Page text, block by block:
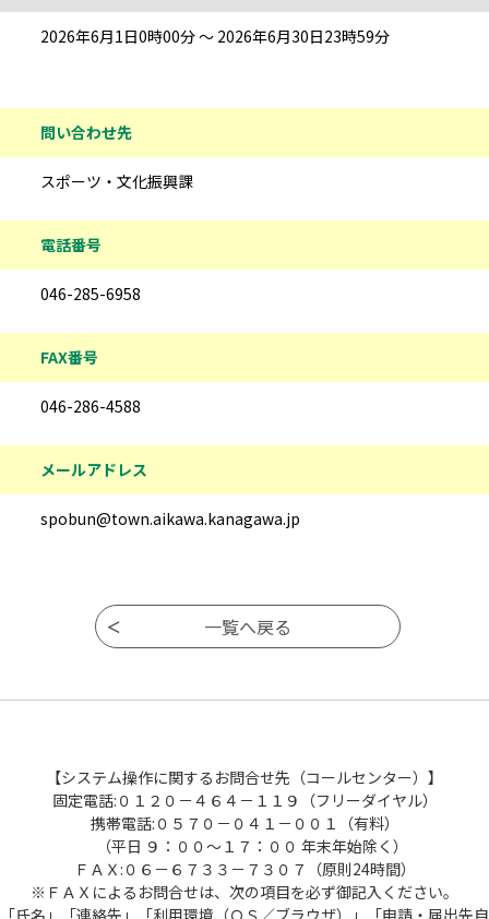
2026年6月1日0時00分 ～ 2026年6月30日23時59分
問い合わせ先
スポーツ・文化振興課
電話番号
046-285-6958
FAX番号
046-286-4588
メールアドレス
spobun@town.aikawa.kanagawa.jp
【システム操作に関するお問合せ先（コールセンター）】
固定電話:０１２０－４６４－１１９（フリーダイヤル）
携帯電話:０５７０－０４１－００１（有料）
（平日 ９：００～１７：００ 年末年始除く）
ＦＡＸ:０６－６７３３－７３０７（原則24時間）
※ＦＡＸによるお問合せは、次の項目を必ず御記入ください。